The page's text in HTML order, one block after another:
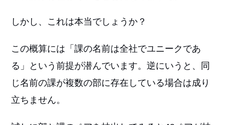
しかし、これは本当でしょうか？
この概算には「課の名前は全社でユニークであ
る」という前提が潜んでいます。逆にいうと、同
じ名前の課が複数の部に存在している場合は成り
立ちません。